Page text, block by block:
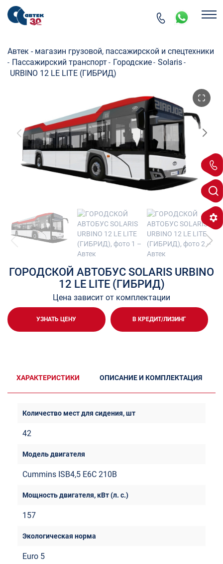
Автек - магазин грузовой, пассажирской и спецтехники
- Пассажирский транспорт- Городские- Solaris-
URBINO 12 LE LITE (ГИБРИД)
ГОРОДСКОЙ АВТОБУС SOLARIS URBINO
12 LE LITE (ГИБРИД)
Цена зависит от комплектации
УЗНАТЬ ЦЕНУ В КРЕДИТ/ЛИЗИНГ
ХАРАКТЕРИСТИКИ ОПИСАНИЕ И КОМПЛЕКТАЦИЯ
42
Cummins ISB4,5 E6C 210B
157
Euro 5